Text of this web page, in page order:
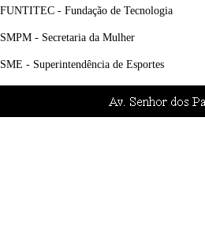
FUNTITEC - Fundação de Tecnologia
SMPM - Secretaria da Mulher
SME - Superintendência de Esportes